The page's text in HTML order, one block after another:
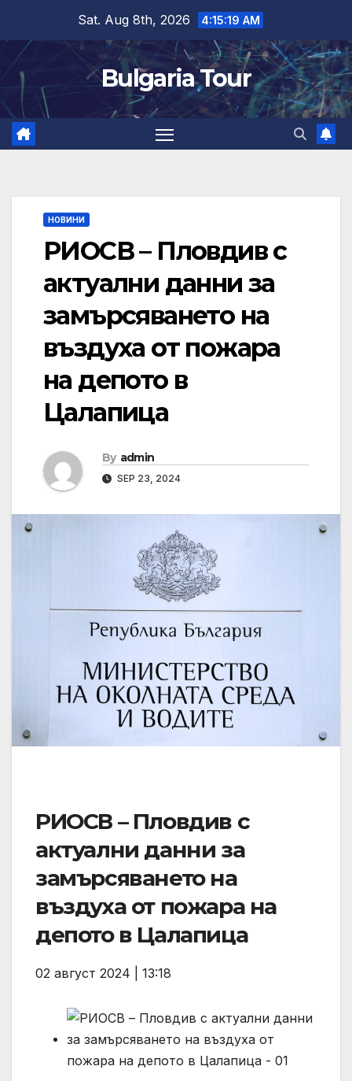
content
Sat. Aug 8th, 2026 4:15:20 AM
Bulgaria Tour
НОВИНИ
РИОСВ – Пловдив с
актуални данни за
замърсяването на
въздуха от пожара
на депото в
Цалапица
By admin
SEP 23, 2024
РИОСВ – Пловдив с
актуални данни за
замърсяването на
въздуха от пожара на
депото в Цалапица
02 август 2024 | 13:18